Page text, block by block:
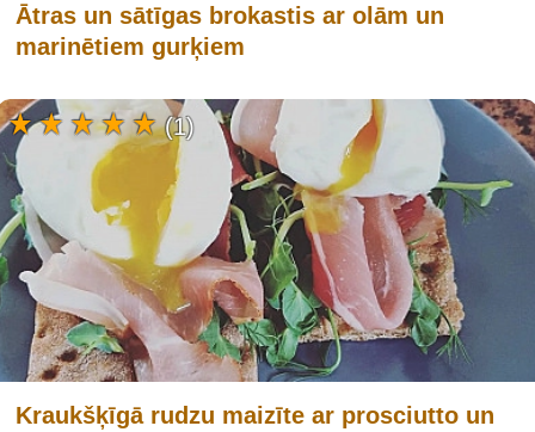
Ātras un sātīgas brokastis ar olām un
marinētiem gurķiem
Kraukšķīgā rudzu maizīte ar prosciutto un
(1)